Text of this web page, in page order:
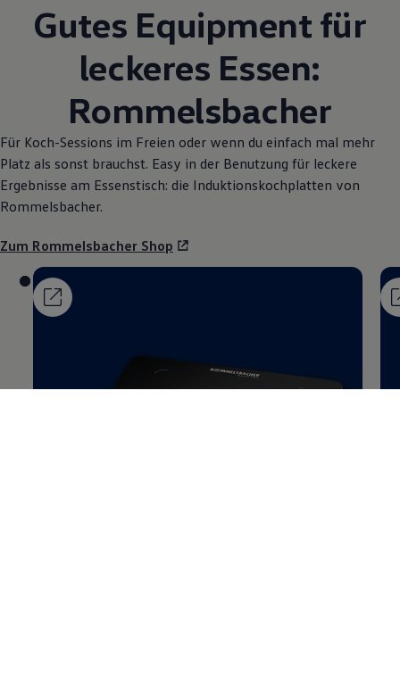
Gutes Equipment für
leckeres Essen:
Rommelsbacher
Für Koch-Sessions im Freien oder wenn du einfach mal mehr
Platz als sonst brauchst. Easy in der Benutzung für leckere
Ergebnisse am Essenstisch: die Induktionskochplatten von
Rommelsbacher.
Zum Rommelsbacher Shop